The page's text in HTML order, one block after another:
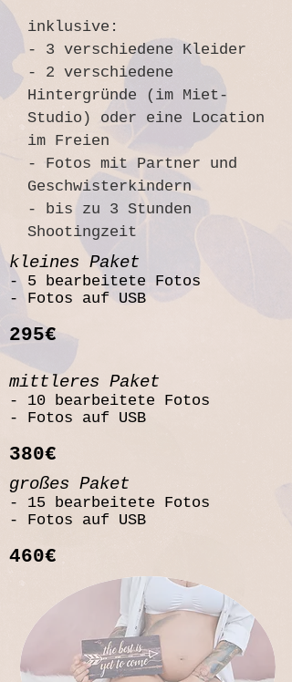
inklusive:
- 3 verschiedene Kleider
- 2 verschiedene
Hintergründe (im Miet-
Studio) oder eine Location
im Freien
- Fotos mit Partner und
Geschwisterkindern
- bis zu 3 Stunden
Shootingzeit
kleines Paket
- 5 bearbeitete Fotos
- Fotos auf USB
295€
mittleres Paket
- 10 bearbeitete Fotos
- Fotos auf USB
380€
großes Paket
- 15 bearbeitete Fotos
- Fotos auf USB
460€